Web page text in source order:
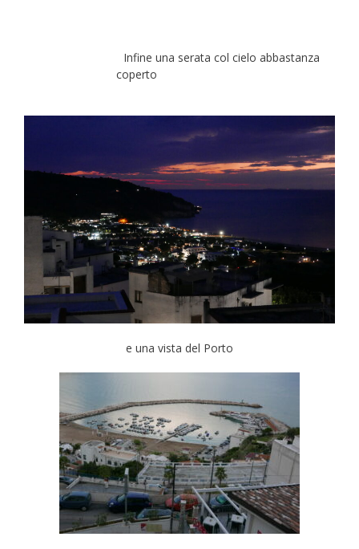
Infine una serata col cielo abbastanza
coperto
e una vista del Porto